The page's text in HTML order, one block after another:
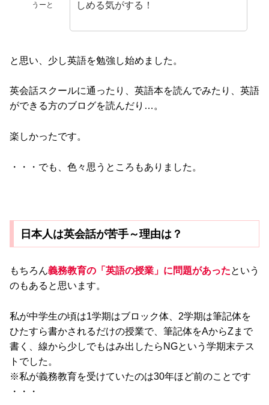
うーと
しめる気がする！
と思い、少し英語を勉強し始めました。
英会話スクールに通ったり、英語本を読んでみたり、英語
ができる方のブログを読んだり…。
楽しかったです。
・・・でも、色々思うところもありました。
日本人は英会話が苦手～理由は？
もちろん義務教育の「英語の授業」に問題があったという
のもあると思います。
私が中学生の頃は1学期はブロック体、2学期は筆記体を
ひたすら書かされるだけの授業で、筆記体をAからZまで
書く、線から少しでもはみ出したらNGという学期末テス
トでした。
※私が義務教育を受けていたのは30年ほど前のことです
・・・